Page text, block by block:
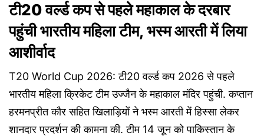
टी20 वर्ल्ड कप से पहले महाकाल के दरबार
पहुंची भारतीय महिला टीम, भस्म आरती में लिया
आशीर्वाद
T20 World Cup 2026: टी20 वर्ल्ड कप 2026 से पहले
भारतीय महिला क्रिकेट टीम उज्जैन के महाकाल मंदिर पहुंची. कप्तान
हरमनप्रीत कौर सहित खिलाड़ियों ने भस्म आरती में हिस्सा लेकर
शानदार प्रदर्शन की कामना की. टीम 14 जून को पाकिस्तान के